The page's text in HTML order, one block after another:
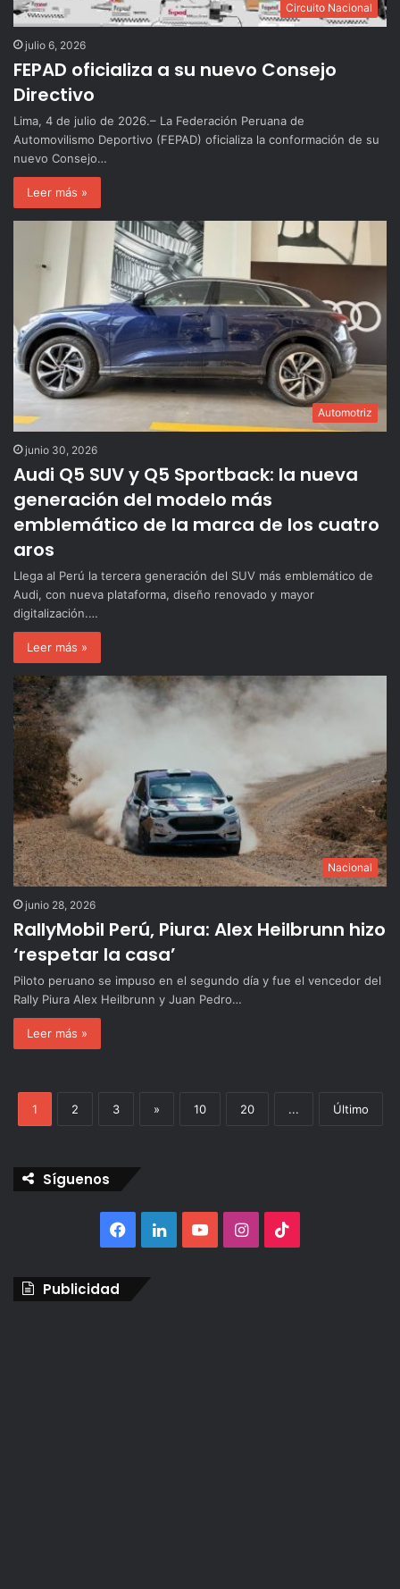
Circuito Nacional
julio 6, 2026
FEPAD oficializa a su nuevo Consejo
Directivo
Lima, 4 de julio de 2026.– La Federación Peruana de
Automovilismo Deportivo (FEPAD) oficializa la conformación de su
nuevo Consejo…
Leer más »
Automotriz
junio 30, 2026
Audi Q5 SUV y Q5 Sportback: la nueva
generación del modelo más
emblemático de la marca de los cuatro
aros
Llega al Perú la tercera generación del SUV más emblemático de
Audi, con nueva plataforma, diseño renovado y mayor
digitalización.…
Leer más »
Nacional
junio 28, 2026
RallyMobil Perú, Piura: Alex Heilbrunn hizo
‘respetar la casa’
Piloto peruano se impuso en el segundo día y fue el vencedor del
Rally Piura Alex Heilbrunn y Juan Pedro…
Leer más »
1 2 3 » 10 20 ... Último
Síguenos
Facebook
LinkedInYouTubeInstagram
Publicidad